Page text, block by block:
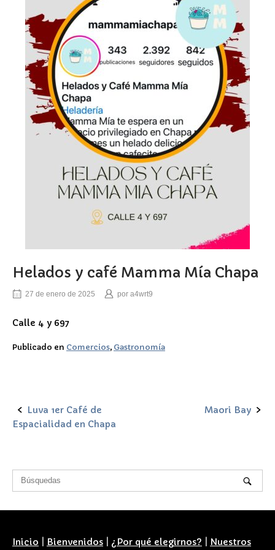
Helados y café Mamma Mía Chapa
27 de enero de 2025 por a4wrt9
Calle 4 y 697
Publicado en Comercios, Gastronomía
Navegación
entrada
Luva 1er Café de
Espacialidad en Chapa
Maori Bay
Inicio Bienvenidos ¿Por qué elegirnos? Nuestros